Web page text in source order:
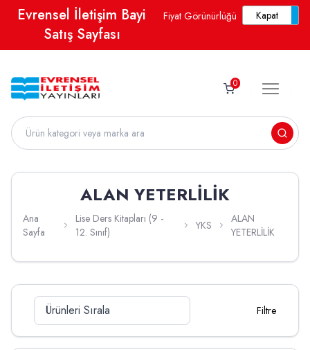
Evrensel İletişim Bayi
Satış Sayfası
Fiyat Görünürlüğü
0
ALAN YETERLİLİK
Ana
Sayfa
Lise Ders Kitapları (9 -
12. Sınıf)
YKS
ALAN
YETERLİLİK
Filtre